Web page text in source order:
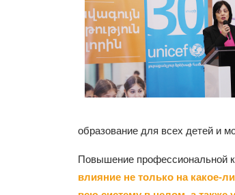
образование для всех детей и
Повышение профессиональной
влияние не только на какое-